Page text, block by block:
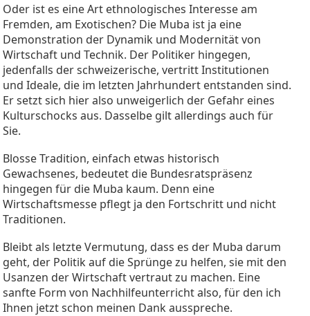
Oder ist es eine Art ethnologisches Interesse am
Fremden, am Exotischen? Die Muba ist ja eine
Demonstration der Dynamik und Modernität von
Wirtschaft und Technik. Der Politiker hingegen,
jedenfalls der schweizerische, vertritt Institutionen
und Ideale, die im letzten Jahrhundert entstanden sind.
Er setzt sich hier also unweigerlich der Gefahr eines
Kulturschocks aus. Dasselbe gilt allerdings auch für
Sie.
Blosse Tradition, einfach etwas historisch
Gewachsenes, bedeutet die Bundesratspräsenz
hingegen für die Muba kaum. Denn eine
Wirtschaftsmesse pflegt ja den Fortschritt und nicht
Traditionen.
Bleibt als letzte Vermutung, dass es der Muba darum
geht, der Politik auf die Sprünge zu helfen, sie mit den
Usanzen der Wirtschaft vertraut zu machen. Eine
sanfte Form von Nachhilfeunterricht also, für den ich
Ihnen jetzt schon meinen Dank ausspreche.